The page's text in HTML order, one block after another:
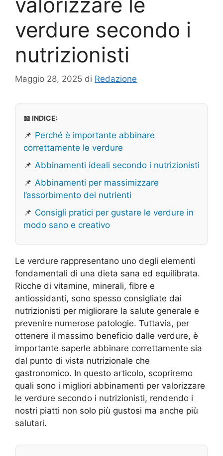
verdure secondo i
nutrizionisti
Maggio 28, 2025 di Redazione
📖 INDICE:
📌 Perché è importante abbinare
correttamente le verdure
📌 Abbinamenti ideali secondo i nutrizionisti
📌 Abbinamenti per massimizzare
l’assorbimento dei nutrienti
📌 Consigli pratici per gustare le verdure in
modo sano e creativo
Le verdure rappresentano uno degli elementi
fondamentali di una dieta sana ed equilibrata.
Ricche di vitamine, minerali, fibre e
antiossidanti, sono spesso consigliate dai
nutrizionisti per migliorare la salute generale e
prevenire numerose patologie. Tuttavia, per
ottenere il massimo beneficio dalle verdure, è
importante saperle abbinare correttamente sia
dal punto di vista nutrizionale che
gastronomico. In questo articolo, scopriremo
quali sono i migliori abbinamenti per valorizzare
le verdure secondo i nutrizionisti, rendendo i
nostri piatti non solo più gustosi ma anche più
salutari.